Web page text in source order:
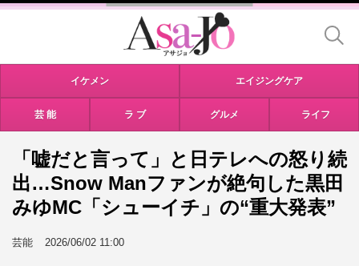
イケメン エイジングケア
芸 能 ラ ブ グルメ ライフ
「嘘だと言って」と日テレへの怒り続
出…Snow Manファンが絶句した黒田
みゆMC「シューイチ」の“重大発表”
芸能 2026/06/02 11:00